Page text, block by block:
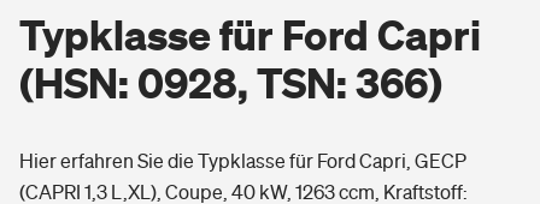
Berufsunfähigkeitsversicherung
Erwerbsunfähigkeitsversicherung
Grundfähigkeitsversicherung
Wohnen
Freizeit
Typklasse für Ford Capri
(HSN: 0928, TSN: 366)
Hier erfahren Sie die Typklasse für Ford Capri, GECP
(CAPRI 1,3 L,XL), Coupe, 40 kW, 1263 ccm, Kraftstoff: